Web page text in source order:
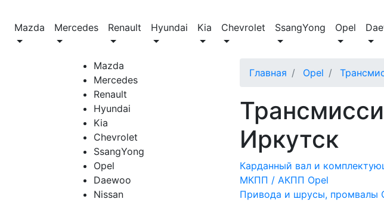
Mazda Mercedes Renault Hyundai Kia Chevrolet SsangYong Opel
Mazda
Mercedes
Renault
Hyundai
Kia
Chevrolet
SsangYong
Opel
Daewoo
Nissan
Главная Opel
Иркутск
Карданный вал и
МКПП / АКПП Opel
Привода и шрусы, промвалы